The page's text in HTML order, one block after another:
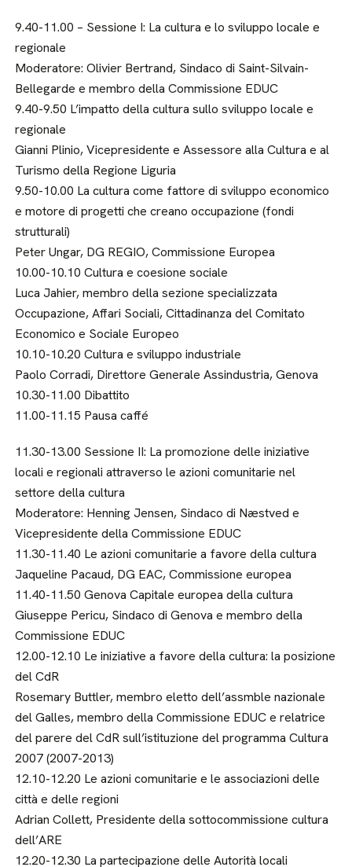
9.40-11.00 – Sessione I: La cultura e lo sviluppo locale e
regionale
Moderatore: Olivier Bertrand, Sindaco di Saint-Silvain-
Bellegarde e membro della Commissione EDUC
9.40-9.50 L’impatto della cultura sullo sviluppo locale e
regionale
Gianni Plinio, Vicepresidente e Assessore alla Cultura e al
Turismo della Regione Liguria
9.50-10.00 La cultura come fattore di sviluppo economico
e motore di progetti che creano occupazione (fondi
strutturali)
Peter Ungar, DG REGIO, Commissione Europea
10.00-10.10 Cultura e coesione sociale
Luca Jahier, membro della sezione specializzata
Occupazione, Affari Sociali, Cittadinanza del Comitato
Economico e Sociale Europeo
10.10-10.20 Cultura e sviluppo industriale
Paolo Corradi, Direttore Generale Assindustria, Genova
10.30-11.00 Dibattito
11.00-11.15 Pausa caffé
11.30-13.00 Sessione II: La promozione delle iniziative
locali e regionali attraverso le azioni comunitarie nel
settore della cultura
Moderatore: Henning Jensen, Sindaco di Næstved e
Vicepresidente della Commissione EDUC
11.30-11.40 Le azioni comunitarie a favore della cultura
Jaqueline Pacaud, DG EAC, Commissione europea
11.40-11.50 Genova Capitale europea della cultura
Giuseppe Pericu, Sindaco di Genova e membro della
Commissione EDUC
12.00-12.10 Le iniziative a favore della cultura: la posizione
del CdR
Rosemary Buttler, membro eletto dell’assmble nazionale
del Galles, membro della Commissione EDUC e relatrice
del parere del CdR sull’istituzione del programma Cultura
2007 (2007-2013)
12.10-12.20 Le azioni comunitarie e le associazioni delle
città e delle regioni
Adrian Collett, Presidente della sottocommissione cultura
dell’ARE
12.20-12.30 La partecipazione delle Autorità locali